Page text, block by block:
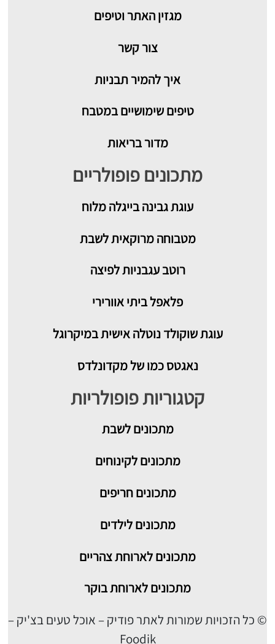
מגזין האתר וטיפים
צור קשר
איך להמיר תבניות
טיפים שימושיים במטבח
מדור בריאות
מתכונים פופולריים
עוגת גבינה בייגלה מלוח
מטבוחה מרוקאית לשבת
רוטב עגבניות לפיצה
פלאפל ביתי אוורירי
עוגת שוקולד נוטלה אישית במיקרוגל
נאגטס כמו של מקדונלדס
קטגוריות פופולריות
מתכוניםלשבת
מתכונים לקינוחים
מתכונים חריפים
מתכונים לילדים
מתכונים לארוחת צהריים
מתכונים לארוחת בוקר
© כל הזכויות שמורות לאתר פודיק – אוכל טעים בצ'יק –
Foodik